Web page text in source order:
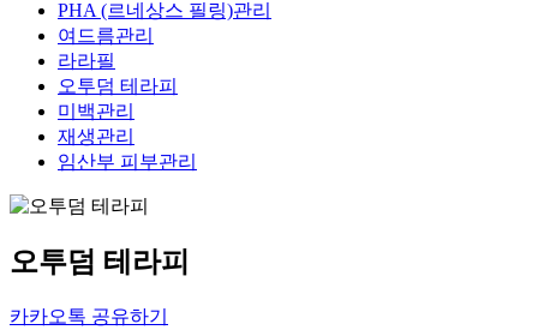
PHA (르네상스 필링)관리
여드름관리
라라필
오투덤 테라피
미백관리
재생관리
임산부 피부관리
오투덤 테라피
카카오톡 공유하기